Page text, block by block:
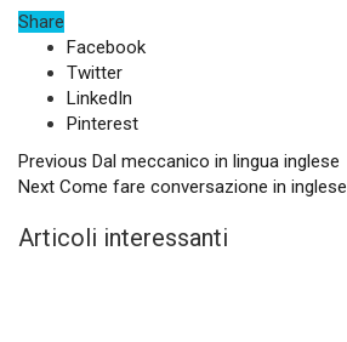
Share
Facebook
Twitter
LinkedIn
Pinterest
Previous Dal meccanico in lingua inglese
Next Come fare conversazione in inglese
Articoli interessanti